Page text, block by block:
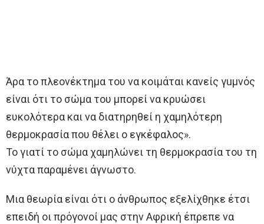
Άρα το πλεονέκτημα του να κοιμάται κανείς γuμvός
είναι ότι το σώμα του μπορεί να κρυώσει
ευκολότερα και να διατηρηθεί η χαμηλότερη
θερμοκρασία που θέλει ο εγκέφαλος».
Το γιατί το σώμα χαμηλώνει τη θερμοκρασία του τη
νύχτα παραμένει άγνωστο.
Μια θεωρία είναι ότι ο άνθρωπος εξελίχθηκε έτσι
επειδή οι ​​πρόγονοί μας στην Αφρική έπρεπε να